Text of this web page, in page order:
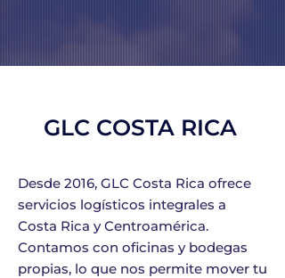
GLC COSTA RICA
Desde 2016, GLC Costa Rica ofrece
servicios logísticos integrales a
Costa Rica y Centroamérica.
Contamos con oficinas y bodegas
propias, lo que nos permite mover tu